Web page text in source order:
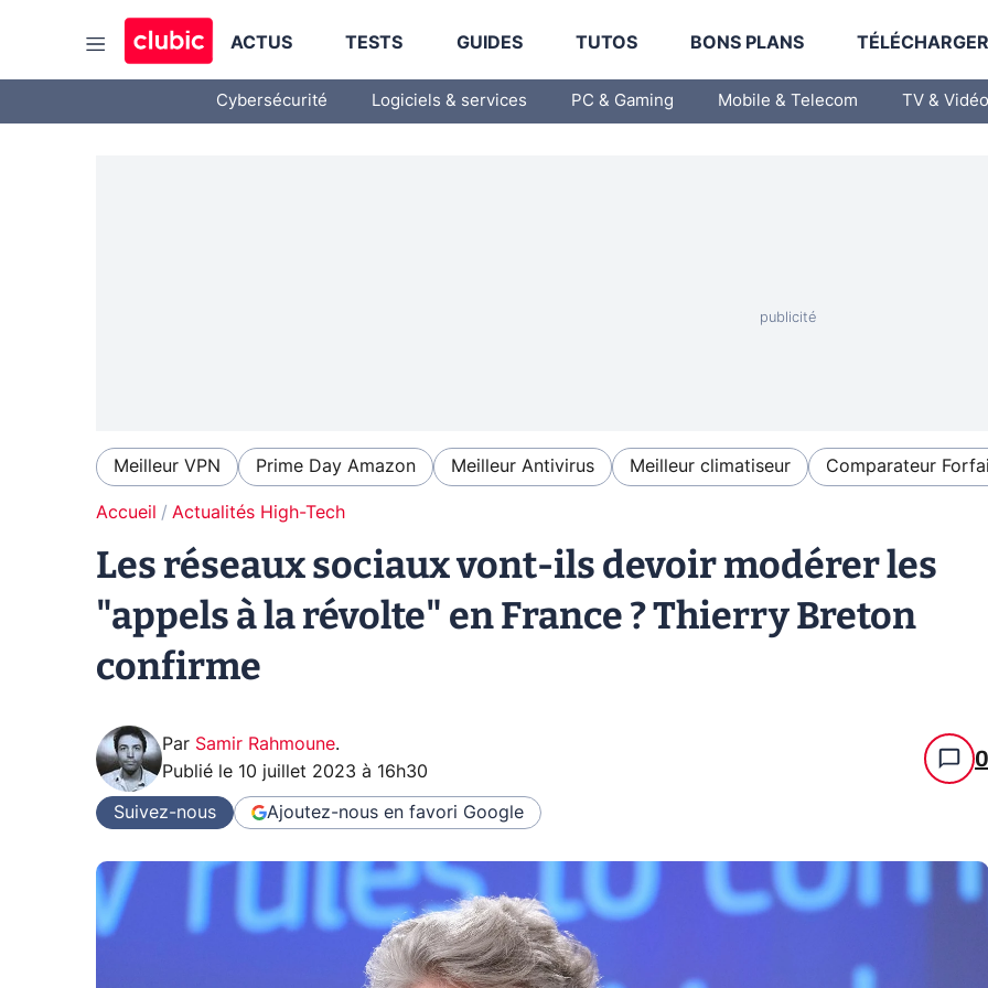
ACTUS TESTS GUIDES TUTOS BONS PLANS
Cybersécurité Logiciels & services PC & Gaming Mobile & Telecom TV & Vidéo
Meilleur VPN Prime Day Amazon Meilleur Antivirus Meilleur climatiseur Comparateur
Accueil Actualités High-Tech
Les réseaux sociaux vont-ils devoir modérer les
"appels à la révolte" en France ? Thierry Breton
confirme
Par Samir Rahmoune.
Publié le 10 juillet 2023 à 16h30 0
Suivez-nous Ajoutez-nous en favori Google